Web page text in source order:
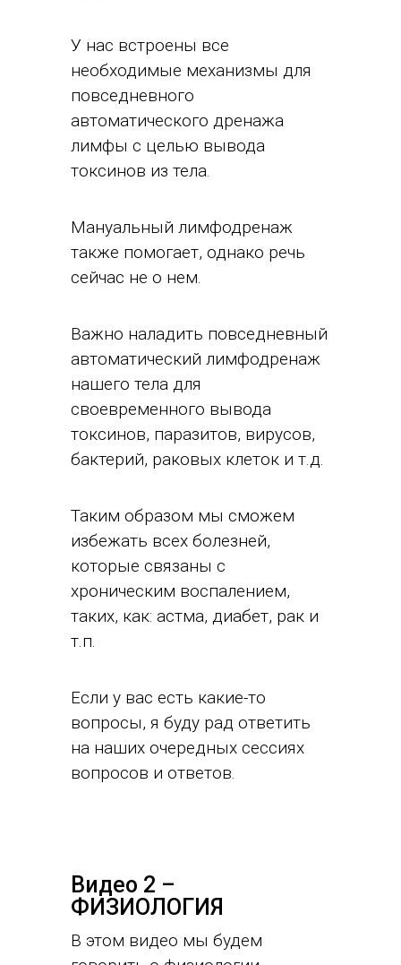
У нас встроены все
необходимые механизмы для
повседневного
автоматического дренажа
лимфы с целью вывода
токсинов из тела.
Мануальный лимфодренаж
также помогает, однако речь
сейчас не о нем.
Важно наладить повседневный
автоматический лимфодренаж
нашего тела для
своевременного вывода
токсинов, паразитов, вирусов,
бактерий, раковых клеток и т.д.
Таким образом мы сможем
избежать всех болезней,
которые связаны с
хроническим воспалением,
таких, как: астма, диабет, рак и
т.п.
Если у вас есть какие-то
вопросы, я буду рад ответить
на наших очередных сессиях
вопросов и ответов.
Видео 2 –
ФИЗИОЛОГИЯ
В этом видео мы будем